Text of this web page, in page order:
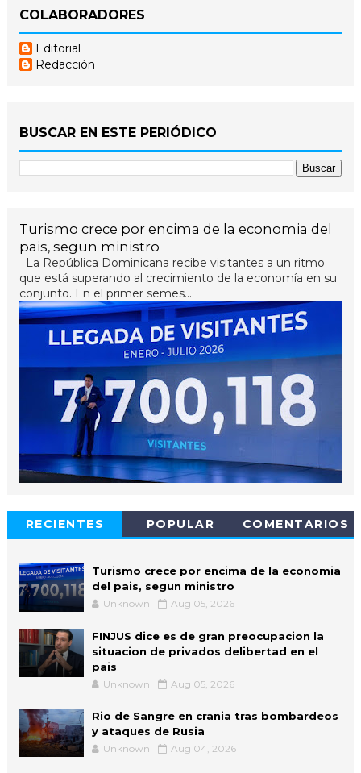
COLABORADORES
Editorial
Redacción
BUSCAR EN ESTE PERIÓDICO
Turismo crece por encima de la economia del
pais, segun ministro
La República Dominicana recibe visitantes a un ritmo
que está superando al crecimiento de la economía en su
conjunto. En el primer semes...
RECIENTES POPULAR COMENTARIOS
Turismo crece por encima de la economia
del pais, segun ministro
Unknown Aug 05, 2026
FINJUS dice es de gran preocupacion la
situacion de privados delibertad en el
pais
Unknown Aug 05, 2026
Rio de Sangre en crania tras bombardeos
y ataques de Rusia
Unknown Aug 04, 2026